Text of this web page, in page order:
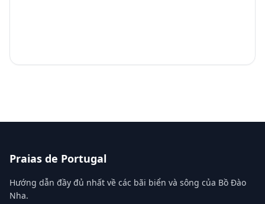
Praias de Portugal
Hướng dẫn đầy đủ nhất về các bãi biển và sông của Bồ Đào
Nha.